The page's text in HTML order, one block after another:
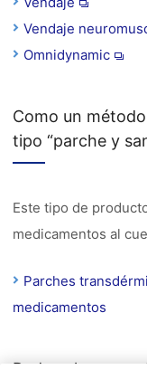
Vendaje
Omnidynamic
Como un
tipo “parche y
Este tipo de
medicamentos al
Parches
medicamentos
Reduce la